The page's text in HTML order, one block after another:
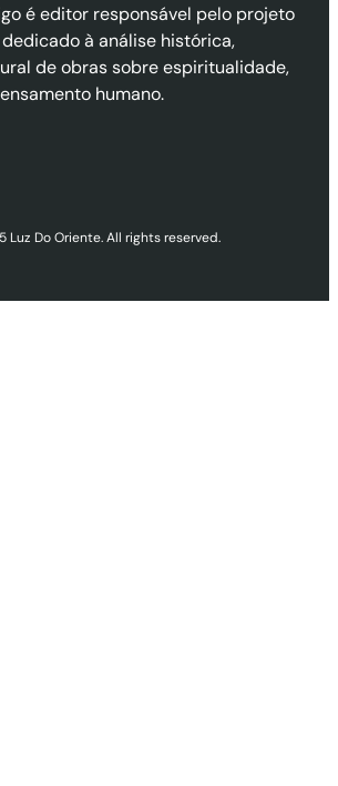
é editor responsável pelo projeto
dedicado à análise histórica,
de obras sobre espiritualidade,
humano.
Luz Do Oriente. All rights reserved.